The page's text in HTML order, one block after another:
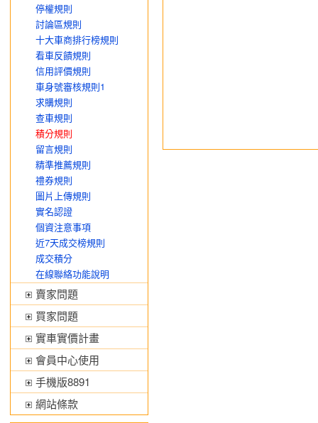
停權規則
討論區規則
十大車商排行榜規則
看車反饋規則
信用評價規則
車身號審核規則1
求購規則
查車規則
積分規則
留言規則
精準推薦規則
禮券規則
圖片上傳規則
實名認證
個資注意事項
近7天成交榜規則
成交積分
在線聯絡功能說明
賣家問題
買家問題
實車實價計畫
會員中心使用
手機版8891
網站條款